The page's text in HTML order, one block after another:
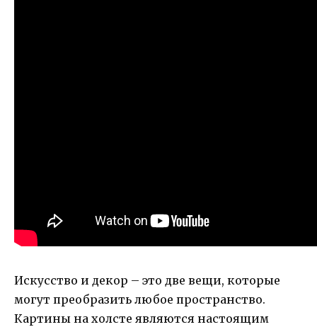
Искусство и декор – это две вещи, которые
могут преобразить любое пространство.
Картины на холсте являются настоящим